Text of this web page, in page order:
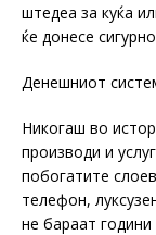
штедеа за куќа
ќе донесе
Денешниот
Никогаш во
производи и
побогатите
телефон,
не бараат